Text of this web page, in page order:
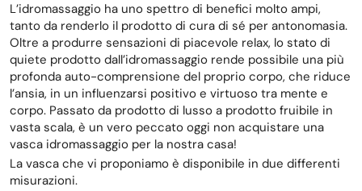
L’idromassaggio ha uno spettro di benefici molto ampi,
tanto da renderlo il prodotto di cura di sé per antonomasia.
Oltre a produrre sensazioni di piacevole relax, lo stato di
quiete prodotto dall’idromassaggio rende possibile una più
profonda auto-comprensione del proprio corpo, che riduce
l’ansia, in un influenzarsi positivo e virtuoso tra mente e
corpo. Passato da prodotto di lusso a prodotto fruibile in
vasta scala, è un vero peccato oggi non acquistare una
vasca idromassaggio per la nostra casa!
La vasca che vi proponiamo è disponibile in due differenti
misurazioni.